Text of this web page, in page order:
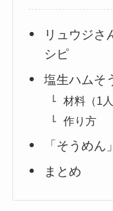
リュウジさ
シピ
塩生ハムそ
材料（1人
作り方
「そうめ
まとめ